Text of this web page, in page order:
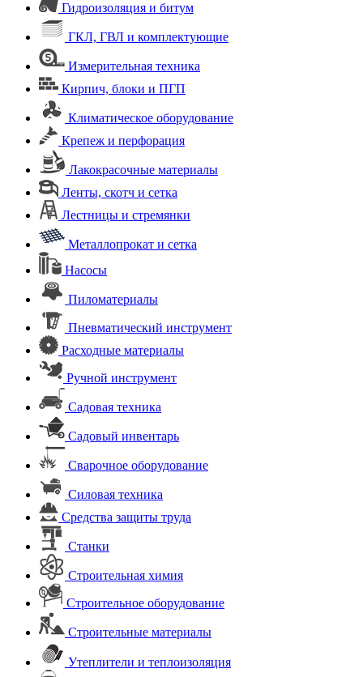
Гидроизоляция и битум
ГКЛ, ГВЛ и комплектующие
Измерительная техника
Кирпич, блоки и ПГП
Климатическое оборудование
Крепеж и перфорация
Лакокрасочные материалы
Ленты, скотч и сетка
Лестницы и стремянки
Металлопрокат и сетка
Насосы
Пиломатериалы
Пневматический инструмент
Расходные материалы
Ручной инструмент
Садовая техника
Садовый инвентарь
Сварочное оборудование
Силовая техника
Средства защиты труда
Станки
Строительная химия
Строительное оборудование
Строительные материалы
Утеплители и теплоизоляция